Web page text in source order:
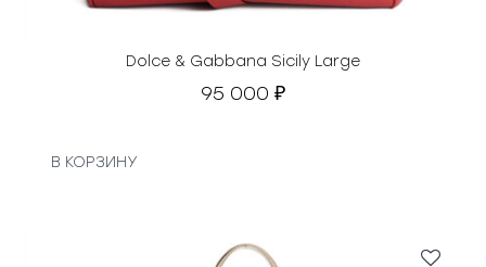
Dolce & Gabbana Sicily Large
95 000 ₽
В КОРЗИНУ